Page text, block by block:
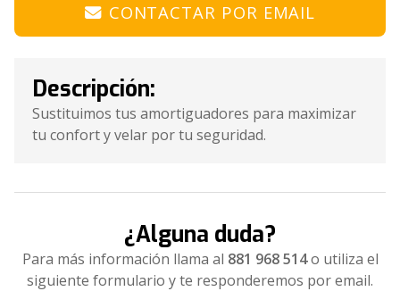
CONTACTAR POR EMAIL
Descripción:
Sustituimos tus amortiguadores para maximizar
tu confort y velar por tu seguridad.
¿Alguna duda?
Para más información llama al 881 968 514o utiliza el
siguiente formulario y te responderemos por email.